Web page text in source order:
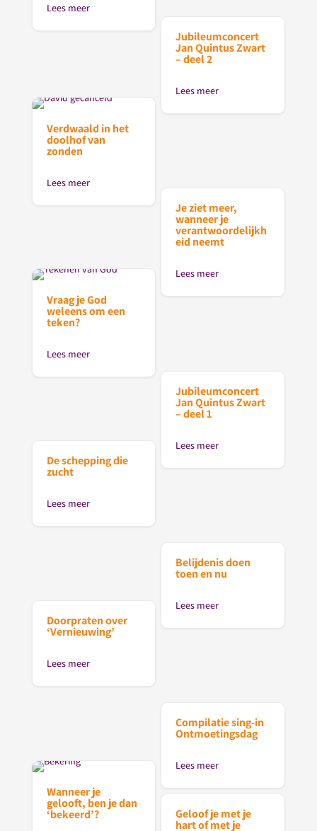
Lees meer
Jubileumconcert
Jan Quintus Zwart
– deel 2
Lees meer
Verdwaald in het
doolhof van
zonden
Lees meer
Je ziet meer,
wanneer je
verantwoordelijkh
eid neemt
Lees meer
Vraag je God
weleens om een
teken?
Lees meer
Jubileumconcert
Jan Quintus Zwart
– deel 1
Lees meer
De schepping die
zucht
Lees meer
Belijdenis doen
toen en nu
Lees meer
Doorpraten over
‘Vernieuwing’
Lees meer
Compilatie sing-in
Ontmoetingsdag
Lees meer
Wanneer je
gelooft, ben je dan
‘bekeerd’? Geloof je met je
hart of met je